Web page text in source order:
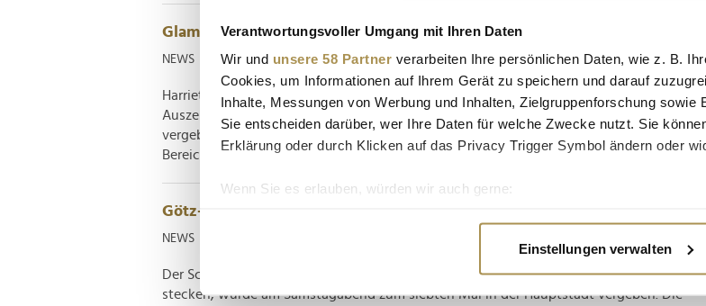
Verantwortungsvoller Umgang mit Ihren Daten
Wir und unsere 58 Partner verarbeiten Ihre persönlichen Daten, wie z. B.
Cookies, um Informationen auf Ihrem Gerät zu speichern und darauf
Inhalte, Messungen von Werbung und Inhalten, Zielgruppenforschung sowie
Sie entscheiden darüber, wer Ihre Daten für welche Zwecke nutzt. Sie
Erklärung oder durch Klicken auf das Privacy Trigger Symbol ändern oder
Wenn Sie es erlauben, würden wir auch gerne:
Erfahren Sie mehr darüber, wie Ihre persönlichen Daten verarbeitet werden,
Einstellungen verwalten
Glamour Deutschland ehrt die Women of the Year 2024
NEWS | 13.11.2024
Harriet Herbig-Matten, Düzen Tekkal, Nina Chuba und fünf weitere dürfen sich über die
Auszeichnung freuen, die die deutsche Glamour-Ausgabe zum zweiten Mal in Berlin
vergeben hat. Mit dem Award sollen Frauen Anerkennung erfahren, die "in ihren eigenen
Bereichen inspirieren" und "für Zusammenhalt und...
Götz-George-Preis geht an Michael Mendl
NEWS
Der Schauspielpreis, hinter dem die Verbliebenen des einstigen "Schimanski"-Darstellers
stecken, wurde am Samstagabend zum siebten Mal in der Hauptstadt vergeben. Die